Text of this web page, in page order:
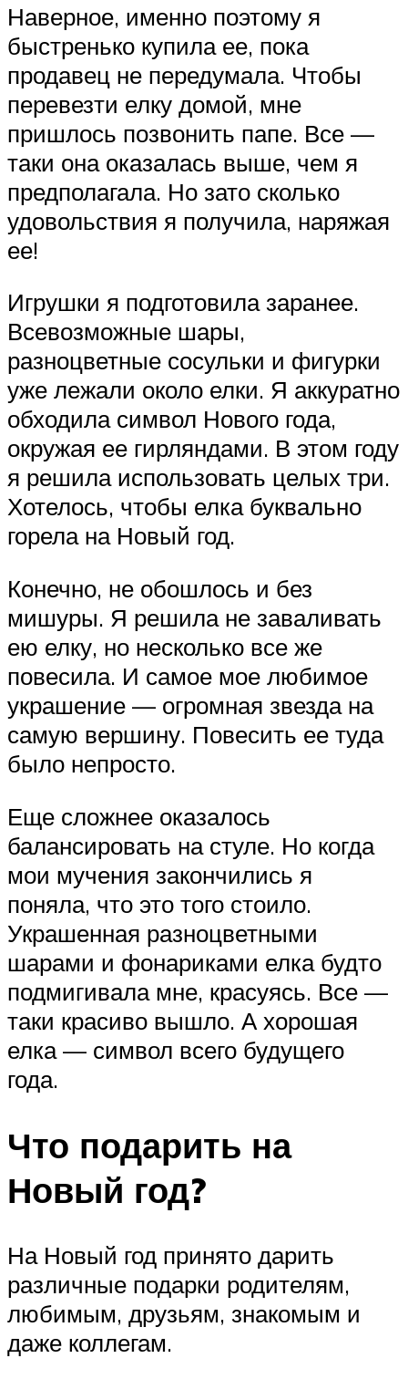
Наверное, именно поэтому я
быстренько купила ее, пока
продавец не передумала. Чтобы
перевезти елку домой, мне
пришлось позвонить папе. Все —
таки она оказалась выше, чем я
предполагала. Но зато сколько
удовольствия я получила, наряжая
ее!
Игрушки я подготовила заранее.
Всевозможные шары,
разноцветные сосульки и фигурки
уже лежали около елки. Я аккуратно
обходила символ Нового года,
окружая ее гирляндами. В этом году
я решила использовать целых три.
Хотелось, чтобы елка буквально
горела на Новый год.
Конечно, не обошлось и без
мишуры. Я решила не заваливать
ею елку, но несколько все же
повесила. И самое мое любимое
украшение — огромная звезда на
самую вершину. Повесить ее туда
было непросто.
Еще сложнее оказалось
балансировать на стуле. Но когда
мои мучения закончились я
поняла, что это того стоило.
Украшенная разноцветными
шарами и фонариками елка будто
подмигивала мне, красуясь. Все —
таки красиво вышло. А хорошая
елка — символ всего будущего
года.
Что подарить на
Новый год?
На Новый год принято дарить
различные подарки родителям,
любимым, друзьям, знакомым и
даже коллегам.